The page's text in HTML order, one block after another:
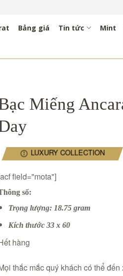
Bảng giá Tin tức
Mint
Miếng
LUXURY COLLECTION
field="mota"]
số:
Trọng lượng: 18.75 gram
Kích thước 33 x 60
hàng
thắc mắc quý khách có thể